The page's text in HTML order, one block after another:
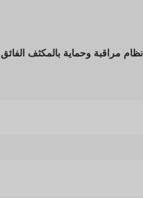
مراقبة وحماية بالمكثف الفائق